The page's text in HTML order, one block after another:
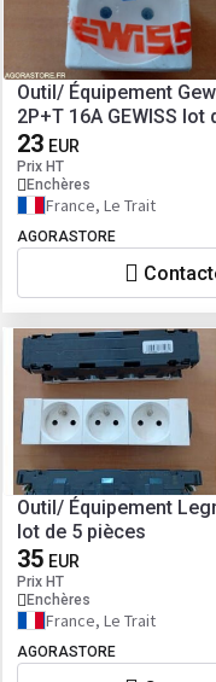
Outil/ Équipement
2P+T 16A GEWISS lot
23 EUR
Prix HT
Enchères
France, Le Trait
AGORASTORE
Outil/ Équipement
lot de 5 pièces
35 EUR
Prix HT
Enchères
France, Le Trait
AGORASTORE